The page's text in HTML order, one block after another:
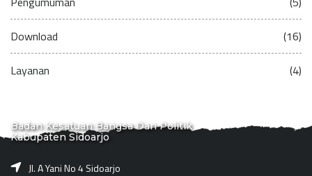
Download (16)
Layanan (4)
Badan Kesatuan Bangsa Dan Politik
Kabupaten Sidoarjo
Jl. A Yani No 4 Sidoarjo